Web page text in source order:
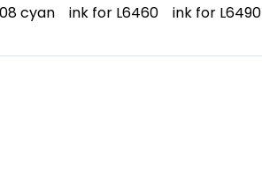
cyan ink for L6460
ink for L6490